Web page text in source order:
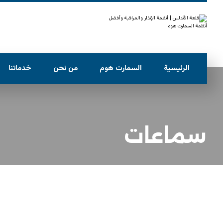
الرئيسية السمارت هوم من نحن خدماتنا
سماعات